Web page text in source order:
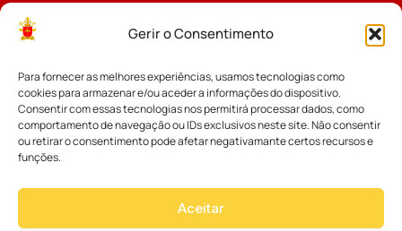
Gerir o Consentimento
Para fornecer as melhores experiências, usamos tecnologias como
cookies para armazenar e/ou aceder a informações do dispositivo.
Consentir com essas tecnologias nos permitirá processar dados, como
comportamento de navegação ou IDs exclusivos neste site. Não consentir
ou retirar o consentimento pode afetar negativamante certos recursos e
funções.
Aceitar
Padroeira
Notícias
Notícias da Arquidiocese
Notícias Cáritas
Palavra dos Bispos
Cúria Diocesana
Fundo Diocesano
Vicariatos da Educação